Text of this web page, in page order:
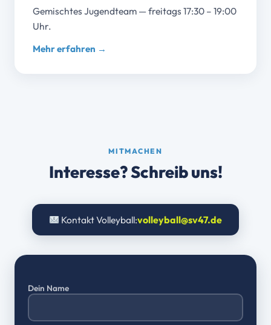
Gemischtes Jugendteam — freitags 17:30 – 19:00
Uhr.
Mehr erfahren →
MITMACHEN
Interesse? Schreib uns!
Kontakt Volleyball:volleyball@sv47.de
Dein Name